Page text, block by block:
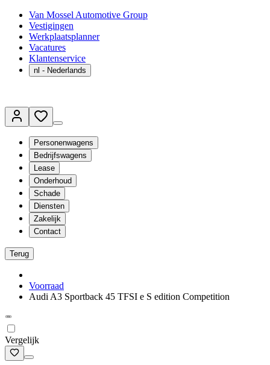
Van Mossel Automotive Group
Vestigingen
Werkplaatsplanner
Vacatures
Klantenservice
nl - Nederlands
Personenwagens
Bedrijfswagens
Lease
Onderhoud
Schade
Diensten
Zakelijk
Contact
Terug
Voorraad
Audi A3 Sportback 45 TFSI e S edition Competition
Vergelijk